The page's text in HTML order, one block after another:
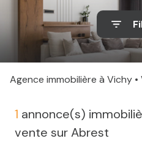
accueil
ventes
locations
Agence immobilière à Vichy
1 annonce(s)
vente sur Abrest